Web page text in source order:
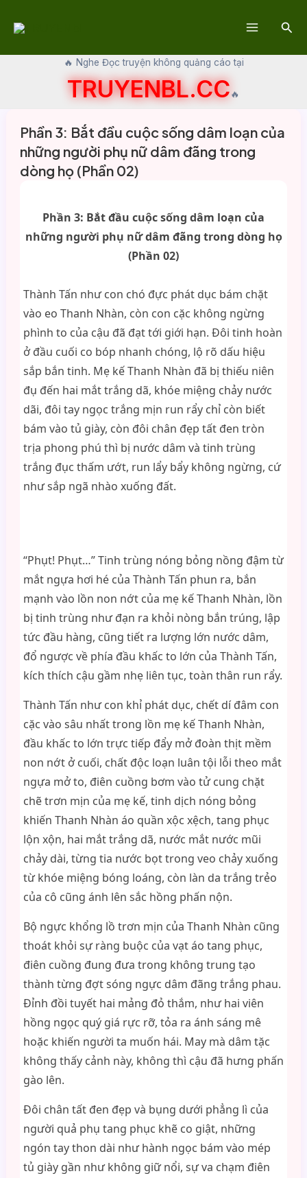
🔥 Nghe Đọc truyện không quảng cáo tại
TRUYENBL.CC🔥
Phần 3: Bắt đầu cuộc sống dâm loạn của
những người phụ nữ dâm đãng trong
dòng họ (Phần 02)
Phần 3: Bắt đầu cuộc sống dâm loạn của
những người phụ nữ dâm đãng trong dòng họ
(Phần 02)
Thành Tấn như con chó đực phát dục bám chặt
vào eo Thanh Nhàn, còn con cặc không ngừng
phình to của cậu đã đạt tới giới hạn. Đôi tinh hoàn
ở đầu cuối co bóp nhanh chóng, lộ rõ dấu hiệu
sắp bắn tinh. Mẹ kế Thanh Nhàn đã bị thiếu niên
đụ đến hai mắt trắng dã, khóe miệng chảy nước
dãi, đôi tay ngọc trắng mịn run rẩy chỉ còn biết
bám vào tủ giày, còn đôi chân đẹp tất đen tròn
trịa phong phú thì bị nước dâm và tinh trùng
trắng đục thấm ướt, run lẩy bẩy không ngừng, cứ
như sắp ngã nhào xuống đất.
“Phụt! Phụt…” Tinh trùng nóng bỏng nồng đậm từ
mắt ngựa hơi hé của Thành Tấn phun ra, bắn
mạnh vào lồn non nớt của mẹ kế Thanh Nhàn, lồn
bị tinh trùng như đạn ra khỏi nòng bắn trúng, lập
tức đầu hàng, cũng tiết ra lượng lớn nước dâm,
đổ ngược về phía đầu khấc to lớn của Thành Tấn,
kích thích cậu gầm nhẹ liên tục, toàn thân run rẩy.
Thành Tấn như con khỉ phát dục, chết dí đâm con
cặc vào sâu nhất trong lồn mẹ kế Thanh Nhàn,
đầu khấc to lớn trực tiếp đẩy mở đoàn thịt mềm
non nớt ở cuối, chất độc loạn luân tội lỗi theo mắt
ngựa mở to, điên cuồng bơm vào tử cung chặt
chẽ trơn mịn của mẹ kế, tinh dịch nóng bỏng
khiến Thanh Nhàn áo quần xộc xệch, tang phục
lộn xộn, hai mắt trắng dã, nước mắt nước mũi
chảy dài, từng tia nước bọt trong veo chảy xuống
từ khóe miệng bóng loáng, còn làn da trắng trẻo
của cô cũng ánh lên sắc hồng phấn nộn.
Bộ ngực khổng lồ trơn mịn của Thanh Nhàn cũng
thoát khỏi sự ràng buộc của vạt áo tang phục,
điên cuồng đung đưa trong không trung tạo
thành từng đợt sóng ngực dâm đãng trắng phau.
Đỉnh đồi tuyết hai mảng đỏ thắm, như hai viên
hồng ngọc quý giá rực rỡ, tỏa ra ánh sáng mê
hoặc khiến người ta muốn hái. May mà dâm tặc
không thấy cảnh này, không thì cậu đã hưng phấn
gào lên.
Đôi chân tất đen đẹp và bụng dưới phẳng lì của
người quả phụ tang phục khẽ co giật, những
ngón tay thon dài như hành ngọc bám vào mép
tủ giày gần như không giữ nổi, sự va chạm điên